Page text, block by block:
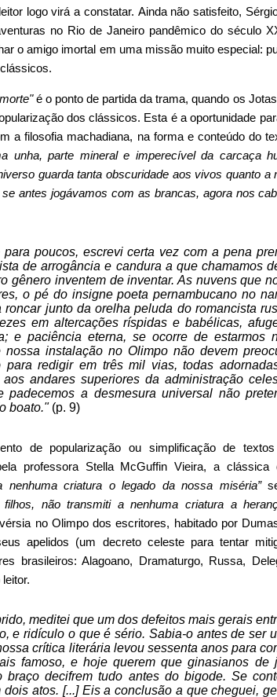
logo virá a constatar. Ainda não satisfeito,
no Rio de Janeiro pandêmico do século
o amigo imortal em uma missão muito especial:
é o ponto de partida da trama, quando os
dos clássicos. Esta é a oportunidade
a filosofia machadiana, na forma e conteúdo do
unha, parte mineral e imperecível da carcaça
guarda tanta obscuridade aos vivos quanto a
antes jogávamos com as brancas, agora nos
poucos, escrevi certa vez com a pena
de arrogância e candura a que chamamos
gênero inventem de inventar. As nuvens que
o pé do insigne poeta pernambucano no
junto da orelha peluda do romancista
em altercações ríspidas e babélicas,
e paciência eterna, se ocorre de estarmos
nossa instalação no Olimpo não devem
para redigir em três mil vias, todas
andares superiores da administração
padecemos a desmesura universal não
boato."(p. 9)
de popularização ou simplificação de
professora Stella McGuffin Vieira, a
nenhuma criatura o legado da nossa miséria”
não transmiti a nenhuma criatura a
no Olimpo dos escritores, habitado por
apelidos (um decreto celeste para tentar
brasileiros: Alagoano, Dramaturgo, Russa,
meditei que um dos defeitos mais gerais
e ridículo o que é sério. Sabia-o antes de ser
crítica literária levou sessenta anos para
famoso, e hoje querem que ginasianos de
decifrem tudo antes do bigode. Se
atos. [...] Eis a conclusão a que cheguei,